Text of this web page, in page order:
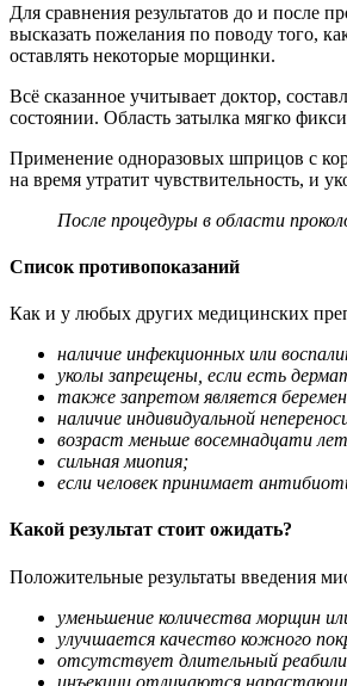
Для сравнения результатов до и после
высказать пожелания по поводу того,
оставлять некоторые морщинки.
Всё сказанное учитывает доктор,
состоянии. Область затылка мягко
Применение одноразовых шприцов с
на время утратит чувствительность, и
После процедуры в области
Список противопоказаний
Как и у любых других медицинских
наличие инфекционных или
уколы запрещены, если есть
также запретом является
наличие индивидуальной
возраст меньше восемнадцати
сильная миопия;
если человек принимает
Какой результат стоит ожидать?
Положительные результаты введения
уменьшение количества морщин
улучшается качество кожного
отсутствует длительный
инъекции отличаются